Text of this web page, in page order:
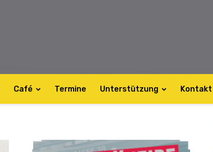
Café Termine Unterstützung Kontakt